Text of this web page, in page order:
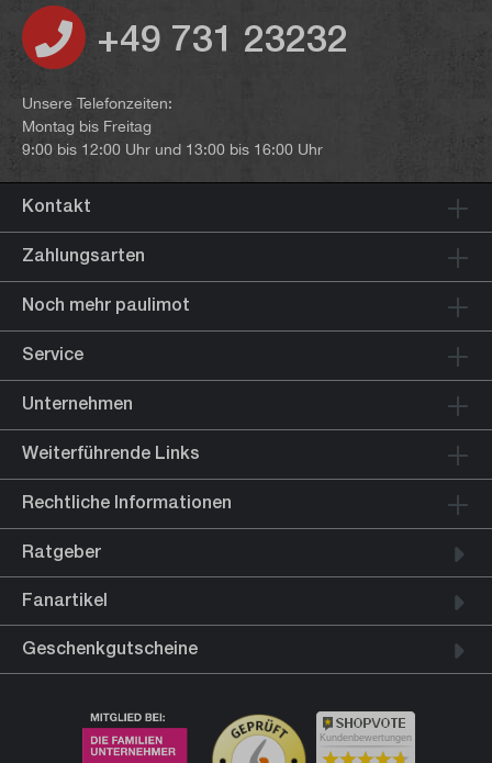
+49 731 23232
Unsere Telefonzeiten:
Montag bis Freitag
9:00 bis 12:00 Uhr und 13:00 bis 16:00 Uhr
Kontakt
Zahlungsarten
Noch mehr paulimot
Service
Unternehmen
Weiterführende Links
Rechtliche Informationen
Ratgeber
Fanartikel
Geschenkgutscheine
Kundenbewertungen